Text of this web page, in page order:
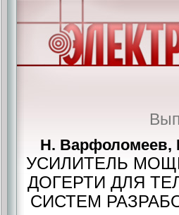
Н. Варфоломеев,
УСИЛИТЕЛЬ
ДОГЕРТИ ДЛЯ
СИСТЕМ